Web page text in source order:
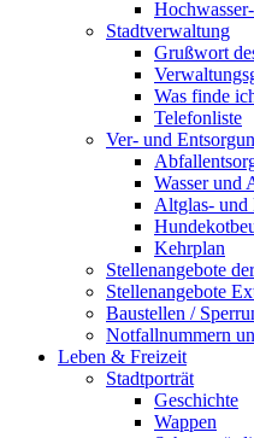
Stadtverwaltung
Grußwort
Was finde
Telefonliste
Ver- und
Wasser und
Altglas- und
Kehrplan
Stellenangebote
Stellenangebote
Baustellen /
Notfallnummern
Leben & Freizeit
Stadtporträt
Geschichte
Wappen